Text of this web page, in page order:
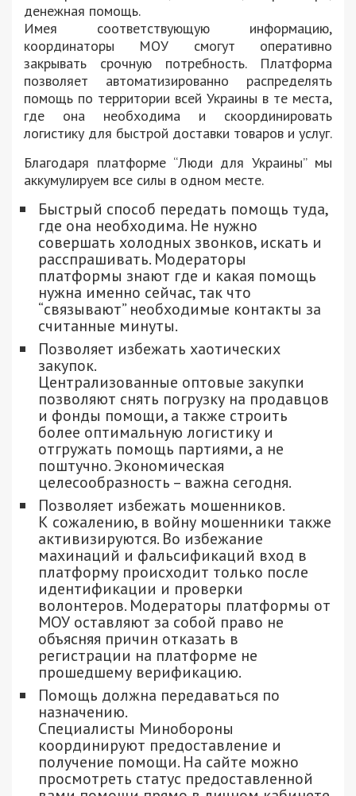
денежная помощь.
Имея соответствующую информацию,
координаторы МОУ смогут оперативно
закрывать срочную потребность. Платформа
позволяет автоматизированно распределять
помощь по территории всей Украины в те места,
где она необходима и скоординировать
логистику для быстрой доставки товаров и услуг.
Благодаря платформе “Люди для Украины” мы
аккумулируем все силы в одном месте.
Быстрый способ передать помощь туда,
где она необходима. Не нужно
совершать холодных звонков, искать и
расспрашивать. Модераторы
платформы знают где и какая помощь
нужна именно сейчас, так что
“связывают” необходимые контакты за
считанные минуты.
Позволяет избежать хаотических
закупок.
Централизованные оптовые закупки
позволяют снять погрузку на продавцов
и фонды помощи, а также строить
более оптимальную логистику и
отгружать помощь партиями, а не
поштучно. Экономическая
целесообразность – важна сегодня.
Позволяет избежать мошенников.
К сожалению, в войну мошенники также
активизируются. Во избежание
махинаций и фальсификаций вход в
платформу происходит только после
идентификации и проверки
волонтеров. Модераторы платформы от
МОУ оставляют за собой право не
объясняя причин отказать в
регистрации на платформе не
прошедшему верификацию.
Помощь должна передаваться по
назначению.
Специалисты Минобороны
координируют предоставление и
получение помощи. На сайте можно
просмотреть статус предоставленной